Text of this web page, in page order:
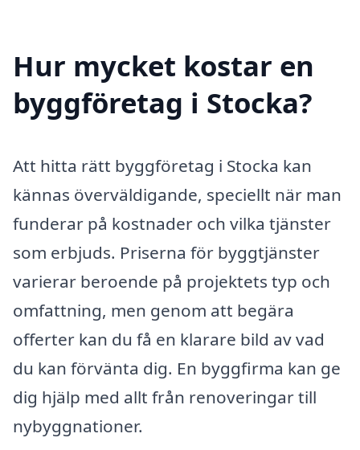
Hur mycket kostar en
byggföretag i Stocka?
Att hitta rätt byggföretag i Stocka kan
kännas överväldigande, speciellt när man
funderar på kostnader och vilka tjänster
som erbjuds. Priserna för byggtjänster
varierar beroende på projektets typ och
omfattning, men genom att begära
offerter kan du få en klarare bild av vad
du kan förvänta dig. En byggfirma kan ge
dig hjälp med allt från renoveringar till
nybyggnationer.